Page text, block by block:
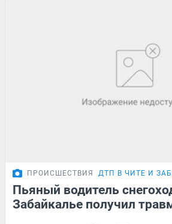
ПРОИСШЕСТВИЯ ДТП В ЧИТЕ И
Пьяный водитель
Забайкалье получил